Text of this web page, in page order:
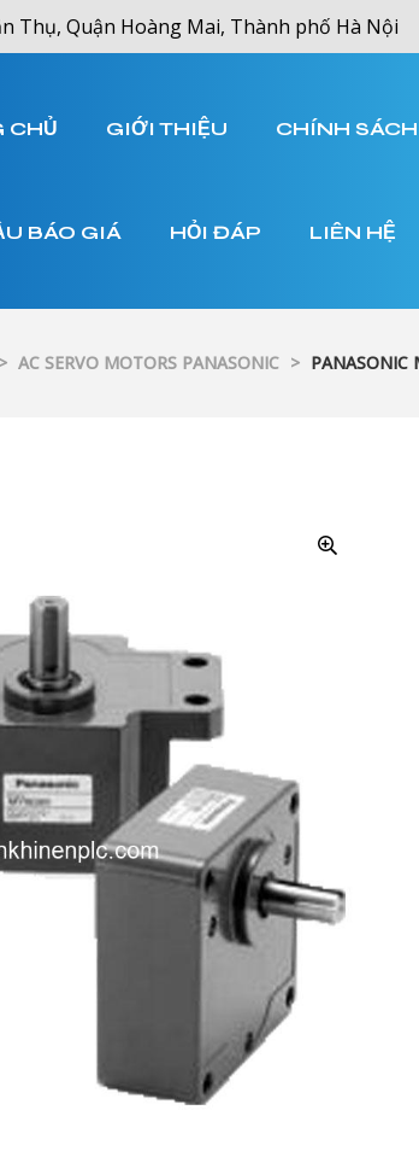
Thụ, Quận Hoàng Mai, Thành phố Hà Nội
CHỦ GIỚI THIỆU CHÍNH
BÁO GIÁ HỎI ĐÁP LIÊN HỆ
> AC SERVO MOTORS PANASONIC > PANASONIC